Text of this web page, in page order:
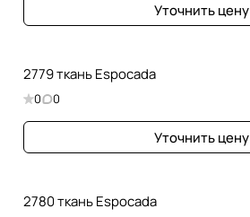
Уточнить цену
2779 ткань Espocada
0 0
Уточнить цену
2780 ткань Espocada